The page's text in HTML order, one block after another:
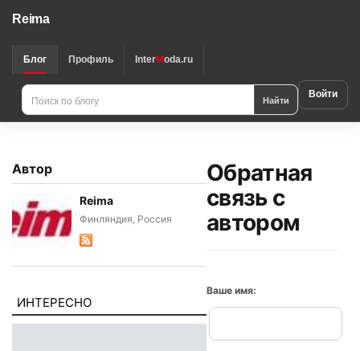
Reima
Блог Профиль InterModa.ru
Найти Войти
Автор
Reima
Финляндия, Россия
ИНТЕРЕСНО
Обратная
связь с
автором
Ваше имя: